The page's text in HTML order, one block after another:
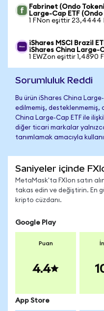
Fabrinet (Ondo
Large-Cap ETF
1 FNon eşittir 23,4444
iShares MSCI Brazil
iShares China Large-
1 EWZon eşittir 1,4890
Sorumluluk Reddi
Bu ürün iShares China
edilmemiş, desteklenmemiş,
China Large-Cap ETF ile
diğer ticari markalar
tanımlamak amacıyla
Saniyeler içinde
MetaMask'ta FXIon satın
takas edin ve değiştirin. En
kripto cüzdanı.
Google Play
Puan
4.4
App Store